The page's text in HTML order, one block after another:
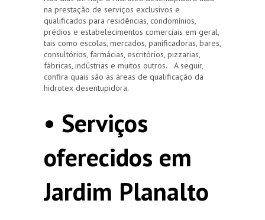
na prestação de serviços exclusivos e
qualificados para residências, condomínios,
prédios e estabelecimentos comerciais em geral,
tais como escolas, mercados, panificadoras, bares,
consultórios, farmácias, escritórios, pizzarias,
fábricas, indústrias e muitos outros. A seguir,
confira quais são as áreas de qualificação da
hidrotex desentupidora.
• Serviços
oferecidos em
Jardim Planalto